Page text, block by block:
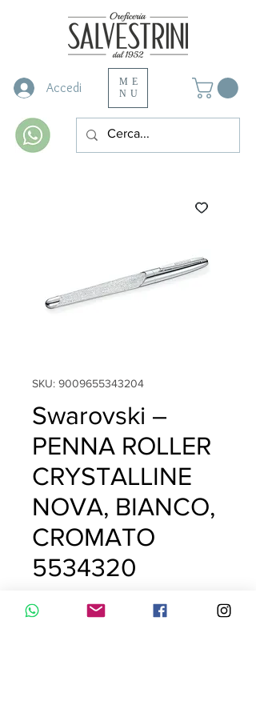
Accedi
ME
NU
SKU: 9009655343204
Swarovski –
PENNA ROLLER
CRYSTALLINE
NOVA, BIANCO,
CROMATO
5534320
65,00 € Prezzo